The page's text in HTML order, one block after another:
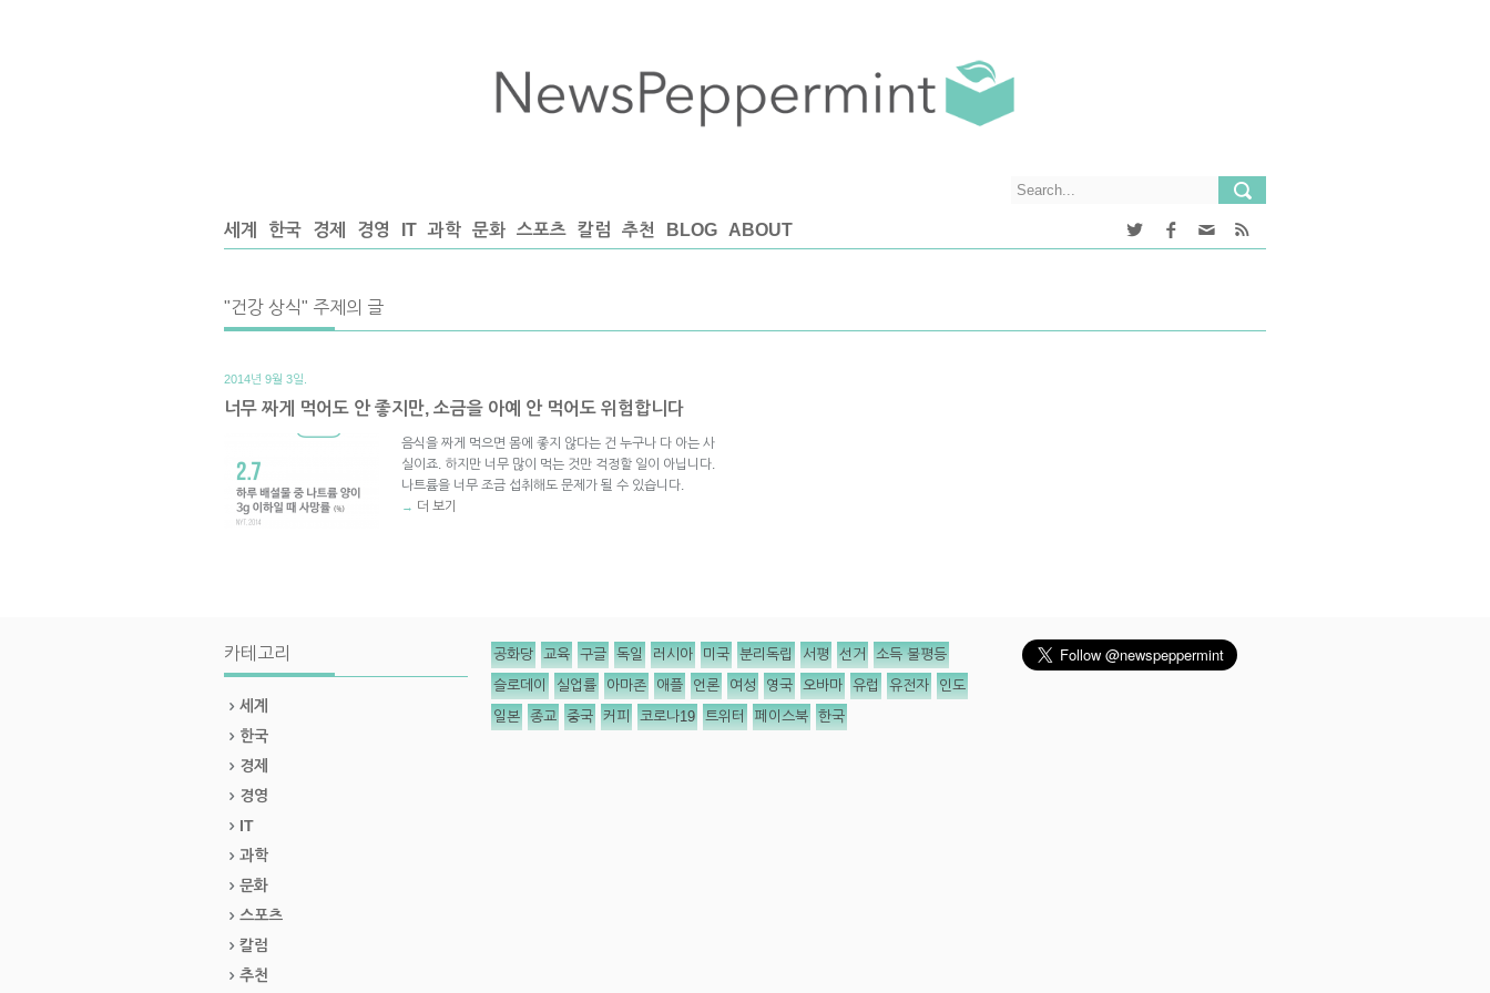
세계 한국 경제 경영 IT 과학 문화 스포츠 칼럼 추천 BLOG ABOUT
"건강 상식" 주제의 글
2014년 9월 3일.
너무 짜게 먹어도 안 좋지만, 소금을 아예 안 먹어도 위험합니다
음식을 짜게 먹으면 몸에 좋지 않다는 건 누구나 다 아는 사
실이죠. 하지만 너무 많이 먹는 것만 걱정할 일이 아닙니다.
나트륨을 너무 조금 섭취해도 문제가 될 수 있습니다.
→ 더 보기
카테고리
세계
한국
경제
경영
IT
과학
문화
스포츠
칼럼
추천
공화당 교육 구글 독일 러시아 미국 분리독립 서평 선거 소득 불평등
슬로데이 실업률 아마존 애플 언론 여성 영국 오바마 유럽 유전자 인도
일본 종교 중국 커피 코로나19 트위터 페이스북 한국